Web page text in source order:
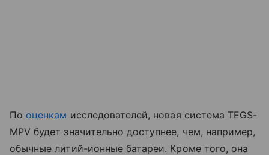
По оценкам исследователей, новая система TEGS-
MPV будет значительно доступнее, чем, например,
обычные литий-ионные батареи. Кроме того, она